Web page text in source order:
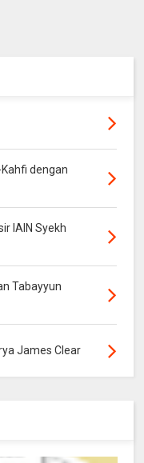
dengan
IAIN Syekh
Tabayyun
James Clear